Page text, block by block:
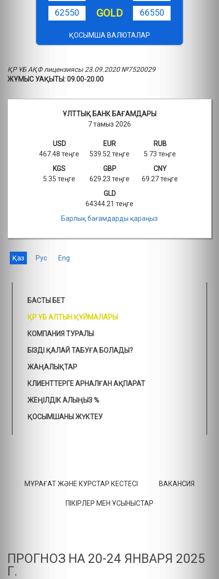
62550
GOLD 66550
ҚОСЫМША ВАЛЮТАЛАР
ҚР ҰБ АҚФ лицензиясы 23.09.2020 №7520029
ЖҰМЫС УАҚЫТЫ: 09.00-20.00
ҰЛТТЫҚ БАНК БАҒАМДАРЫ
7 тамыз 2026
USD
467.48 теңге
EUR
539.52 теңге
RUB
5.73 теңге
KGS
5.35 теңге
GBP
629.23 теңге
CNY
69.27 теңге
GLD
64344.21 теңге
Барлық бағамдарды қараңыз
Қаз Рус Eng
БАСТЫ БЕТ
ҚР ҰБ АЛТЫН ҚҰЙМАЛАРЫ
КОМПАНИЯ ТУРАЛЫ
БІЗДІ ҚАЛАЙ ТАБУҒА БОЛАДЫ?
ЖАҢАЛЫҚТАР
КЛИЕНТТЕРГЕ АРНАЛҒАН АҚПАРАТ
ЖЕҢІЛДІК АЛЫҢЫЗ %
ҚОСЫМШАНЫ ЖҮКТЕУ
МҰРАҒАТ ЖӘНЕ КУРСТАР КЕСТЕСІ ВАКАНСИЯ
ПІКІРЛЕР МЕН ҰСЫНЫСТАР
ПРОГНОЗ НА 20-24 ЯНВАРЯ 2025
Г.